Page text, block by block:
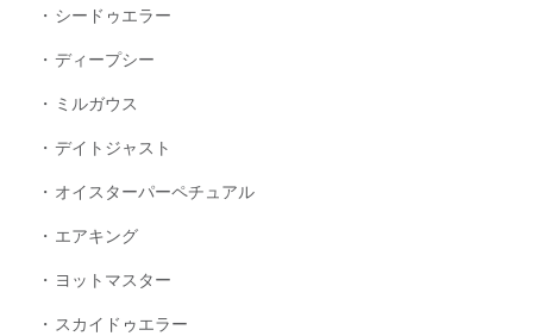
シードゥエラー
ディープシー
ミルガウス
デイトジャスト
オイスターパーペチュアル
エアキング
ヨットマスター
スカイドゥエラー